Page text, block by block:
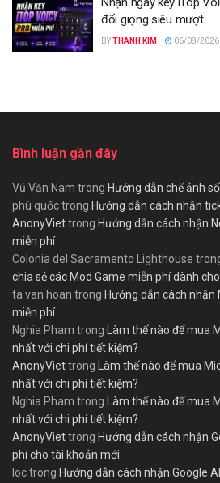
đổi giọng siêu mượt
BYTHANH KIM 06/08/2026
Bình luận gần đây
Vũ Văn Nam trong Hướng dẫn chế ảnh
phú quốctrong Hướng dẫn cách nhận
AnonyViettrong Hướng dẫn cách nhận
miễn phí
Colonia del Sacramento Lighthouse
chia sẻ các Mod Game miễn phí dành
ta van hoan trong Hướng dẫn cách nhận
miễn phí
Nghia Pham trong Làm thế nào để mua
nhất với chi phí tiết kiệm?
AnonyViettrong Làm thế nào để mua
nhất với chi phí tiết kiệm?
Nghia Pham trong Làm thế nào để mua
nhất với chi phí tiết kiệm?
AnonyViettrong Hướng dẫn cách nhận
phí cho tài khoản mới
loctrong Hướng dẫn cách nhận Google